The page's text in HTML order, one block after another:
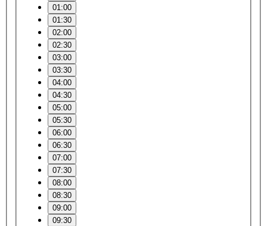
01:00
01:30
02:00
02:30
03:00
03:30
04:00
04:30
05:00
05:30
06:00
06:30
07:00
07:30
08:00
08:30
09:00
09:30